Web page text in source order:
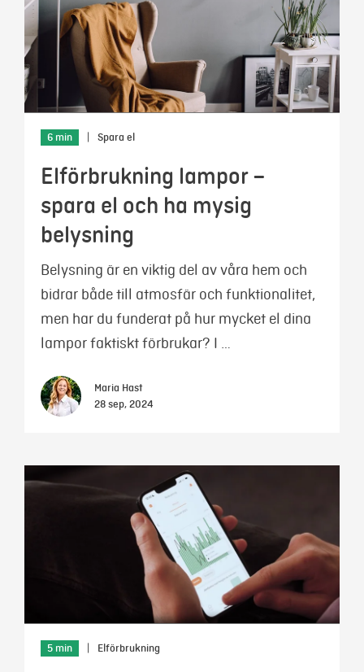
6 min Spara el
Elförbrukning lampor –
spara el och ha mysig
belysning
Belysning är en viktig del av våra hem och
bidrar både till atmosfär och funktionalitet,
men har du funderat på hur mycket el dina
lampor faktiskt förbrukar? I …
Maria Hast
28 sep, 2024
5 min Elförbrukning